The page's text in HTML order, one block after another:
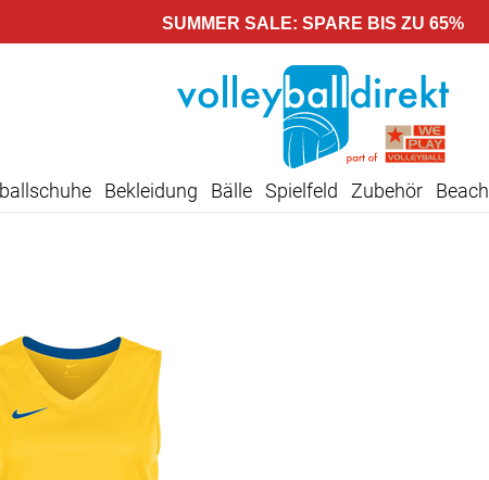
SUMMER SALE: SPARE BIS ZU 65%
Bekleidung Bälle Spielfeld Zubehör Beach